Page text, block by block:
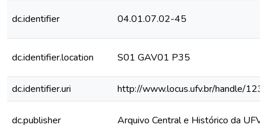
dc.identifier 04.01.07.02-45
dc.identifier.location S01 GAV01 P35
dc.identifier.uri http://www.locus.ufv.br/handle/
dc.publisher Arquivo Central e Histórico da UFV